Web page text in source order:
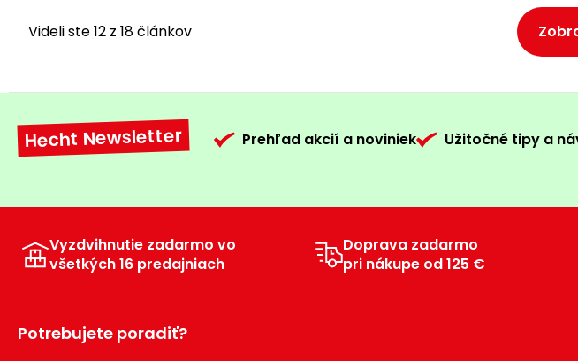
Videli ste 12 z 18 článkov
Hecht Newsletter Prehľad akcií a noviniek Užitočné tipy a
Vyzdvihnutie zadarmo vo
všetkých 16 predajniach
Doprava zadarmo
pri nákupe od 125 €
Potrebujete poradiť?